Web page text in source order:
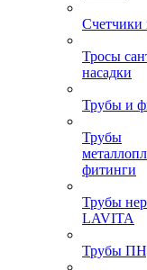
Счетчики
Тросы
насадки
Трубы и
Трубы
фитинги
Трубы
LAVITA
Трубы